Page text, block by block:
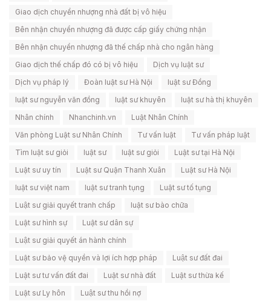
Giao dịch chuyển nhượng nhà đất bị vô hiệu
Bên nhận chuyển nhượng đã được cấp giấy chứng nhận
Bên nhận chuyển nhượng đã thế chấp nhà cho ngân hàng
Giao dịch thế chấp đó có bị vô hiệu
Dịch vụ luật sư
Dịch vụ pháp lý
Đoàn luật sư Hà Nội
luật sư Đồng
luật sư nguyễn văn đồng
luật sư khuyên
luật sư hà thị khuyên
Nhân chính
Nhanchinh.vn
Luật Nhân Chính
Văn phòng Luật sư Nhân Chính
Tư vấn luật
Tư vấn pháp luật
Tìm luật sư giỏi
luật sư luật sư giỏi
Luật sư tại Hà Nội
Luật sư uy tín
Luật sư Quận Thanh Xuân
Luật sư Hà Nội
luật sư việt nam
luật sư tranh tụng
Luật sư tố tụng
Luật sư giải quyết tranh chấp
luật sư bào chữa
Luật sư hình sự
Luật sư dân sự
Luật sư giải quyết án hành chính
Luật sư bảo vệ quyền và lợi ích hợp pháp
Luật sư đất đai
Luật sư tư vấn đất đai
Luật sư nhà đất
Luật sư thừa kế
Luật sư Ly hôn
Luật sư thu hồi nợ